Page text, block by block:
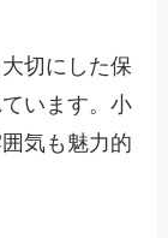
切にした保
います。小
気も魅力的